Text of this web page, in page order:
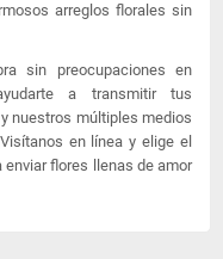
arreglos florales sin
sin preocupaciones en
a transmitir tus
nuestros múltiples medios
en línea y elige el
enviar flores llenas de amor